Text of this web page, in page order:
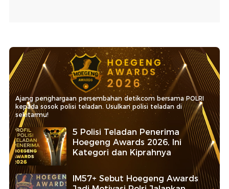
Ajang penghargaan persembahan detikcom bersama POLRI
kepada sosok polisi teladan. Usulkan polisi teladan di
sekitarmu!
5 Polisi Teladan Penerima
Hoegeng Awards 2026, Ini
Kategori dan Kiprahnya
IM57+ Sebut Hoegeng Awards